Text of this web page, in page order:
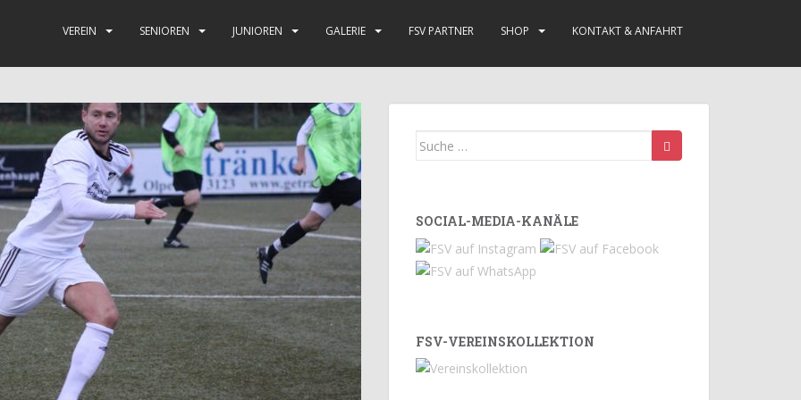
VEREIN SENIOREN JUNIOREN GALERIE FSV PARTNER SHOP KONTAKT & ANFAHRT
Suche
SOCIAL-MEDIA-KANÄLE
FSV-VEREINSKOLLEKTION